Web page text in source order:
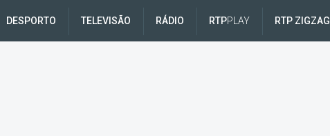
DESPORTO TELEVISÃO RÁDIO RTPPLAY RTP ZIGZAG